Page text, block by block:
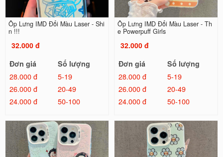
Ốp Lưng IMD Đổi Màu Laser - Shi
n !!!
32.000 đ
Đơn giá
Số lượng
28.000 đ
5-19
26.000 đ
20-49
24.000 đ
50-100
Ốp Lưng IMD Đổi Màu Laser - Th
e Powerpuff Girls
32.000 đ
Đơn giá
Số lượng
28.000 đ
5-19
26.000 đ
20-49
24.000 đ
50-100